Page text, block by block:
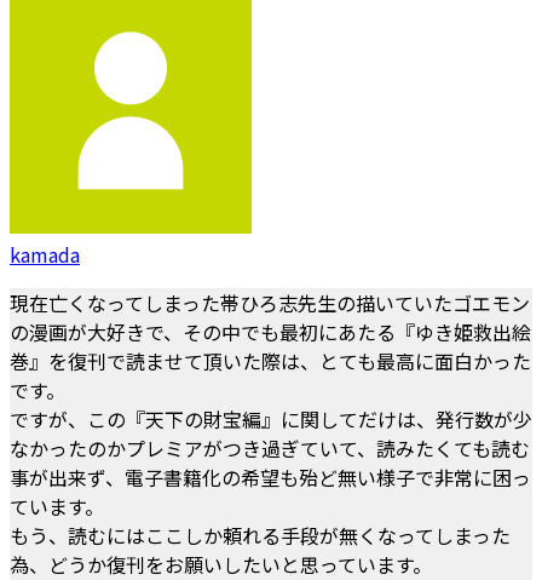
kamada
現在亡くなってしまった帯ひろ志先生の描いていたゴエモン
の漫画が大好きで、その中でも最初にあたる『ゆき姫救出絵
巻』を復刊で読ませて頂いた際は、とても最高に面白かった
です。
ですが、この『天下の財宝編』に関してだけは、発行数が少
なかったのかプレミアがつき過ぎていて、読みたくても読む
事が出来ず、電子書籍化の希望も殆ど無い様子で非常に困っ
ています。
もう、読むにはここしか頼れる手段が無くなってしまった
為、どうか復刊をお願いしたいと思っています。